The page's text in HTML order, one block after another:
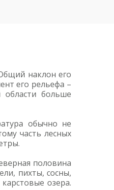
наклон его
его рельефа –
больше
обычно не
часть лесных
половина
пихты, сосны,
озера.